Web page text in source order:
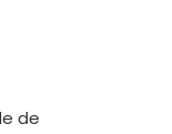
de